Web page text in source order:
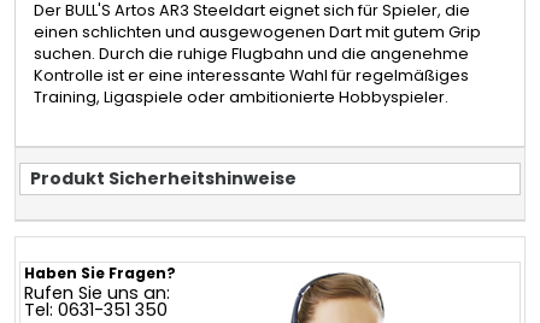
Der BULL'S Artos AR3 Steeldart eignet sich für Spieler, die
einen schlichten und ausgewogenen Dart mit gutem Grip
suchen. Durch die ruhige Flugbahn und die angenehme
Kontrolle ist er eine interessante Wahl für regelmäßiges
Training, Ligaspiele oder ambitionierte Hobbyspieler.
Produkt Sicherheitshinweise
Haben Sie Fragen?
Rufen Sie uns an:
Tel: 0631-351 350